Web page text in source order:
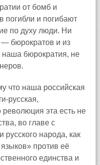
от бомб и
погибли и погибают
по духу люди. Ни
— бюрократов и из
бюрократия, не
что наша российская
русская,
эта есть не
во главе с
русского народа, как
против её
единства и